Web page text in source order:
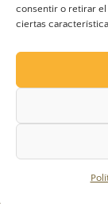
consentir o retirar
ciertas
© 2023